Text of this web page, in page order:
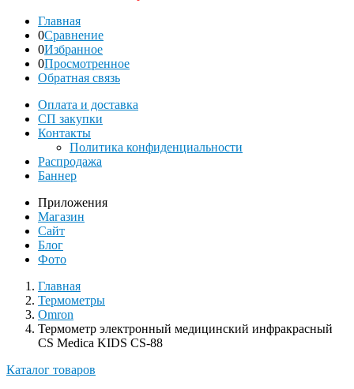
Главная
0Сравнение
0Избранное
0Просмотренное
Обратная связь
Оплата и доставка
СП закупки
Контакты
Политика конфиденциальности
Распродажа
Баннер
Приложения
Магазин
Сайт
Блог
Фото
Главная
Термометры
Omron
Термометр электронный медицинский инфракрасный
CS Medica KIDS CS-88
Каталог товаров